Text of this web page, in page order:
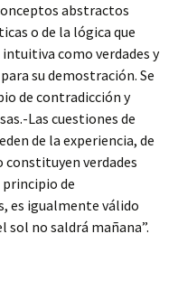
abstractos
o de la lógica que
como verdades y
su demostración. Se
de contradicción y
Las cuestiones de
de la experiencia, de
verdades
de
es igualmente válido
sol no saldrá mañana”.